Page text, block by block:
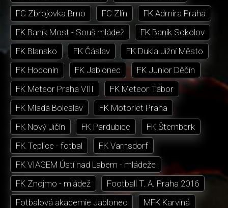
FC Zbrojovka Brno
FC Zlín
FK Admira Praha
FK Baník Most - Souš mládež
FK Baník Sokolov
FK Blansko
FK Čáslav
FK Dukla Jižní Město
FK Hodonín
FK Jablonec
FK Junior Děčín
FK Meteor Praha VIII
FK Meteor Tábor
FK Mladá Boleslav
FK Motorlet Praha
FK Nový Jičín
FK Pardubice
FK Šternberk
FK Teplice - fotbal
FK Varnsdorf
FK VIAGEM Ústí nad Labem - mládeže
FK Znojmo - mládež
Football T. A. Praha 2016
Fotbalová akademie Jablonec
MFK Karviná